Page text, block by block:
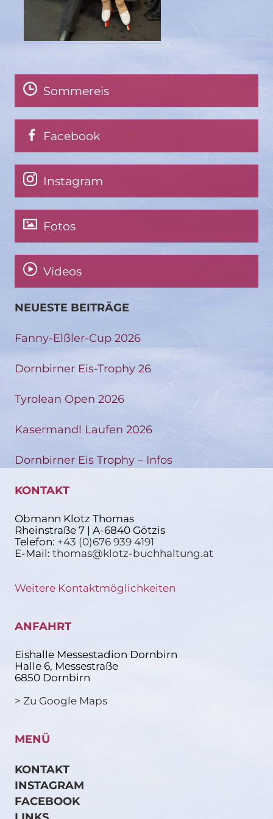
Sommereis
Facebook
Instagram
Fotos
Videos
NEUESTE BEITRÄGE
Fanny-Elßler-Cup 2026
Dornbirner Eis-Trophy 26
Tyrolean Open 2026
Kasermandl Laufen 2026
Dornbirner Eis Trophy – Infos
KONTAKT
Obmann Klotz Thomas
Rheinstraße 7 | A-6840 Götzis
Telefon: +43 (0)676 939 4191
E-Mail: thomas@klotz-buchhaltung.at
Weitere Kontaktmöglichkeiten
ANFAHRT
Eishalle Messestadion Dornbirn
Halle 6, Messestraße
6850 Dornbirn
> Zu Google Maps
MENÜ
KONTAKT
INSTAGRAM
FACEBOOK